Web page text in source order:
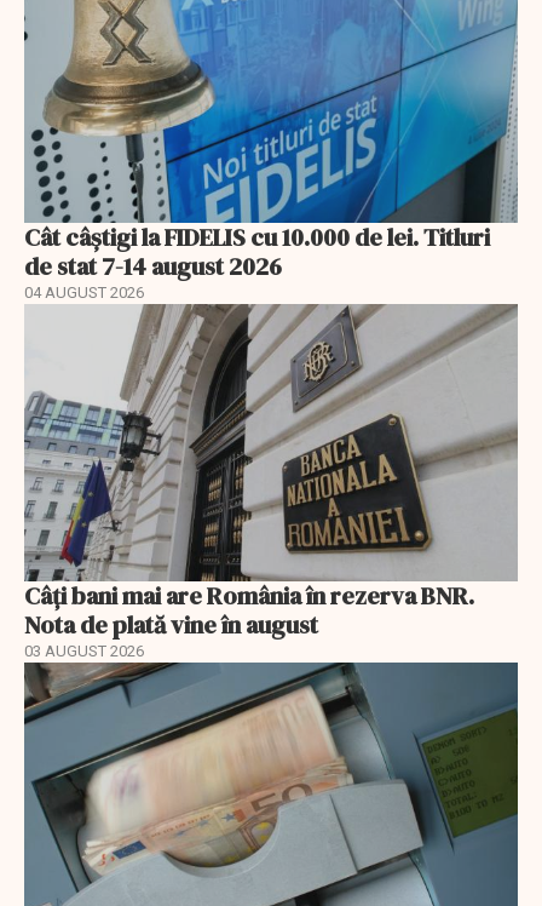
Cât câștigi la FIDELIS cu 10.000 de lei. Titluri
de stat 7-14 august 2026
04 AUGUST 2026
Câți bani mai are România în rezerva BNR.
Nota de plată vine în august
03 AUGUST 2026